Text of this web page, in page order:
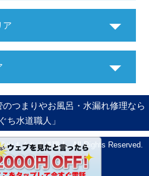
ア
つまりやお風呂・水漏れ修理なら
ち水道職人」
やまぐち水道職人. All Rights Reserved.